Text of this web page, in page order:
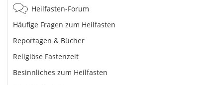
Heilfasten-Forum
Häufige Fragen zum Heilfasten
Reportagen & Bücher
Religiöse Fastenzeit
Besinnliches zum Heilfasten